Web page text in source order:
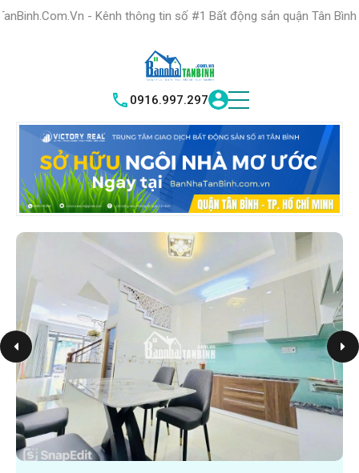
- Kênh thông tin số #1 Bất động sản quận Tân Bình "Nơi bạn
0916.997.297
HỆ THỐNG TRUNG
TÂM GIAO DỊCH BĐS TỐT NHẤT QUẬN
TÂN BÌNHVICTORY REAL TÌM HIỂU NGA